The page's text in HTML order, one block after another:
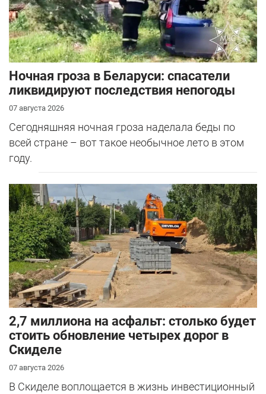
Ночная гроза в Беларуси: спасатели
ликвидируют последствия непогоды
07 августа 2026
Сегодняшняя ночная гроза наделала беды по
всей стране – вот такое необычное лето в этом
году.
2,7 миллиона на асфальт: столько будет
стоить обновление четырех дорог в
Скиделе
07 августа 2026
В Скиделе воплощается в жизнь инвестиционный